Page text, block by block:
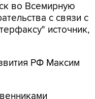
во Всемирную
с связи с
источник,
РФ Максим